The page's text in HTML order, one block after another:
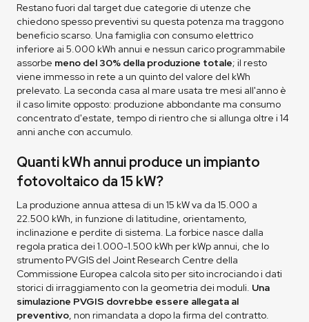
Restano fuori dal target due categorie di utenze che
chiedono spesso preventivi su questa potenza ma traggono
beneficio scarso. Una famiglia con consumo elettrico
inferiore ai 5.000 kWh annui e nessun carico programmabile
assorbe meno del 30% della produzione totale; il resto
viene immesso in rete a un quinto del valore del kWh
prelevato. La seconda casa al mare usata tre mesi all'anno è
il caso limite opposto: produzione abbondante ma consumo
concentrato d'estate, tempo di rientro che si allunga oltre i 14
anni anche con accumulo.
Quanti kWh annui produce un impianto
fotovoltaico da 15 kW?
La produzione annua attesa di un 15 kW va da 15.000 a
22.500 kWh, in funzione di latitudine, orientamento,
inclinazione e perdite di sistema. La forbice nasce dalla
regola pratica dei 1.000-1.500 kWh per kWp annui, che lo
strumento PVGIS del Joint Research Centre della
Commissione Europea calcola sito per sito incrociando i dati
storici di irraggiamento con la geometria dei moduli. Una
simulazione PVGIS dovrebbe essere allegata al
preventivo, non rimandata a dopo la firma del contratto.